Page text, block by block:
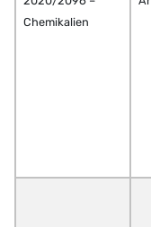
Chemikalien